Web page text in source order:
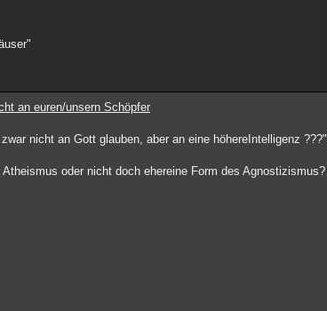
an euren/unsern Schöpfer
nicht an Gott glauben, aber an eine höhereIntelligenz ???"
oder nicht doch ehereine Form des Agnostizismus?